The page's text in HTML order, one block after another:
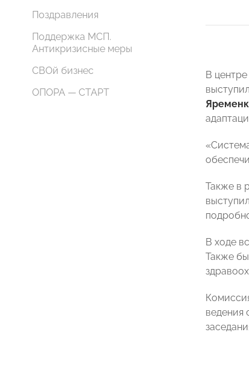
Поздравления
Поддержка МСП.
Антикризисные меры
СВОй бизнес
ОПОРА — СТАРТ
В
Также в
В ходе
Также
ведения